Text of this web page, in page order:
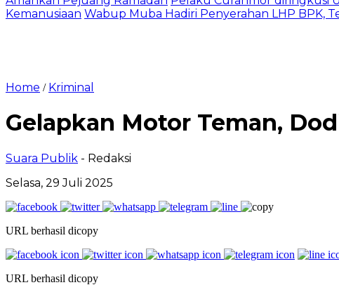
Kemanusiaan Wabup Muba Hadiri Penyerahan LHP BPK,
Home / Kriminal
Gelapkan Motor Teman,
Suara Publik - Redaksi
Selasa, 29 Juli 2025
URL berhasil dicopy
URL berhasil dicopy